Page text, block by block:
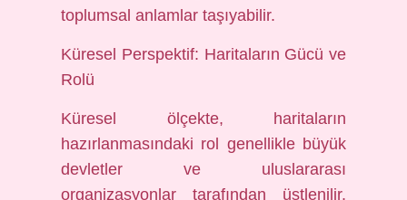
toplumsal anlamlar taşıyabilir.
Küresel Perspektif: Haritaların Gücü ve
Rolü
Küresel ölçekte, haritaların
hazırlanmasındaki rol genellikle büyük
devletler ve uluslararası
organizasyonlar tarafından üstlenilir.